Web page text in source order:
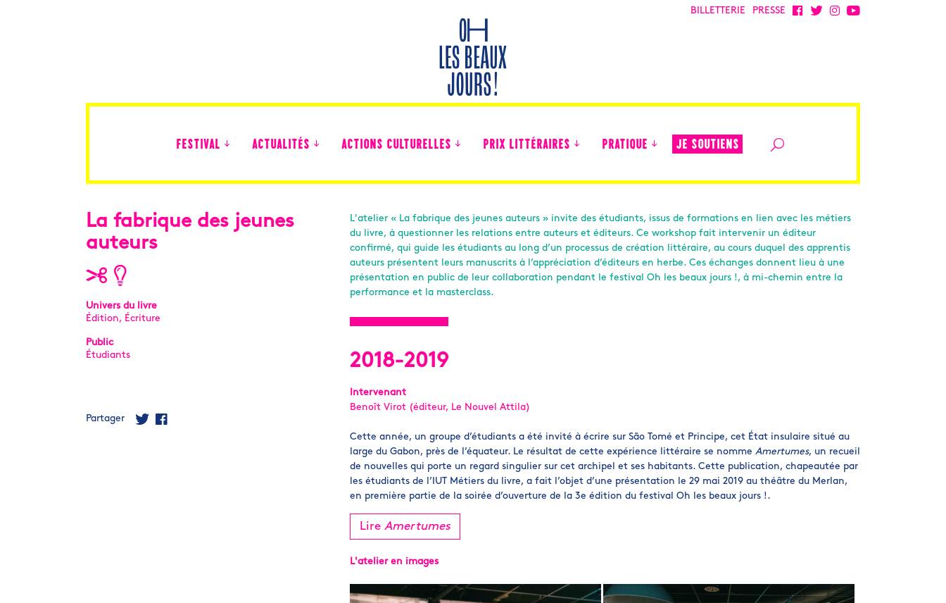
BILLETTERIE PRESSE
FESTIVAL ACTUALITÉS ACTIONS CULTURELLES
Des nouvelles des collégiens
PRIX LITTÉRAIRES PRATIQUE JE SOUTIENS
La fabrique des jeunes
auteurs
Univers du livre
Édition, Écriture
Public
Étudiants
Partager
L'atelier « La fabrique des jeunes auteurs » invite des étudiants, issus de formations en lien avec les métiers
du livre, à questionner les relations entre auteurs et éditeurs. Ce workshop fait intervenir un éditeur
confirmé, qui guide les étudiants au long d’un processus de création littéraire, au cours duquel des apprentis
auteurs présentent leurs manuscrits à l’appréciation d’éditeurs en herbe. Ces échanges donnent lieu à une
présentation en public de leur collaboration pendant le festival Oh les beaux jours !, à mi-chemin entre la
performance et la masterclass.
2018-2019
Intervenant
Benoît Virot (éditeur, Le Nouvel Attila)
Cette année, un groupe d’étudiants a été invité à écrire sur São Tomé et Principe, cet État insulaire situé au
large du Gabon, près de l’équateur. Le résultat de cette expérience littéraire se nomme Amertumes, un recueil
de nouvelles qui porte un regard singulier sur cet archipel et ses habitants. Cette publication, chapeautée par
les étudiants de l’IUT Métiers du livre, a fait l’objet d’une présentation le 29 mai 2019 au théâtre du Merlan,
en première partie de la soirée d’ouverture de la 3e édition du festival Oh les beaux jours !.
Lire Amertumes
L'atelier en images